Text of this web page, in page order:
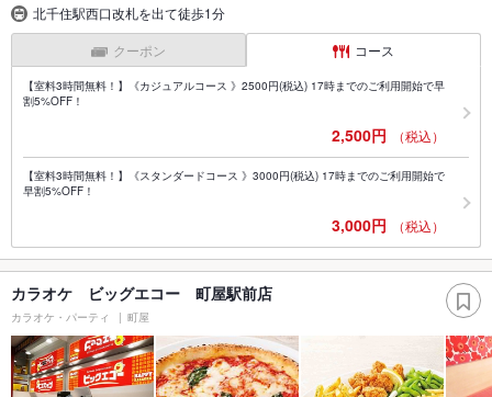
北千住駅西口改札を出て徒歩1分
クーポン コース
【室料3時間無料！】《カジュアルコース 》2500円(税込) 17時までのご利用開始で早
割5%OFF！
2,500円 （税込）
【室料3時間無料！】《スタンダードコース 》3000円(税込) 17時までのご利用開始で
早割5%OFF！
3,000円 （税込）
カラオケ ビッグエコー 町屋駅前店
カラオケ・パーティ 町屋